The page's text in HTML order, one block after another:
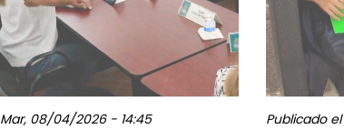
Mar, 08/04/2026 - 14:45 Publicado el